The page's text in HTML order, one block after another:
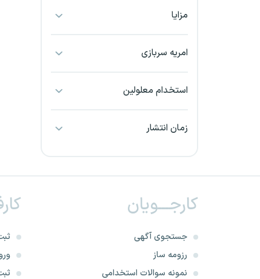
بندرعباس
خراسان شمالی
خرم آباد
خوزستان
مزایا
امریه سربازی
استخدام معلولین
زمان انتشار
کارجـــویان
جستجوی آگهی
رزومه ساز
نمونه سوالات استخدامی